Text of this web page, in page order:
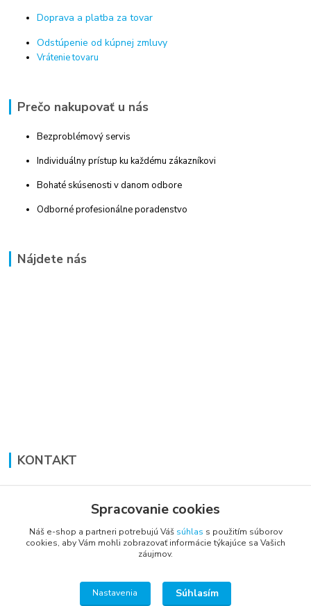
Doprava a platba za tovar
Odstúpenie od kúpnej zmluvy
Vrátenie tovaru
Prečo nakupovať u nás
Bezproblémový servis
Individuálny prístup ku každému zákazníkovi
Bohaté skúsenosti v danom odbore
Odborné profesionálne poradenstvo
Nájdete nás
KONTAKT
+421 948 711 774
vsetkoprenabytok@gmail.com
Spracovanie cookies
Náš e-shop a partneri potrebujú Váš súhlas s použitím súborov
cookies, aby Vám mohli zobrazovať informácie týkajúce sa Vašich
záujmov.
Nastavenia Súhlasím